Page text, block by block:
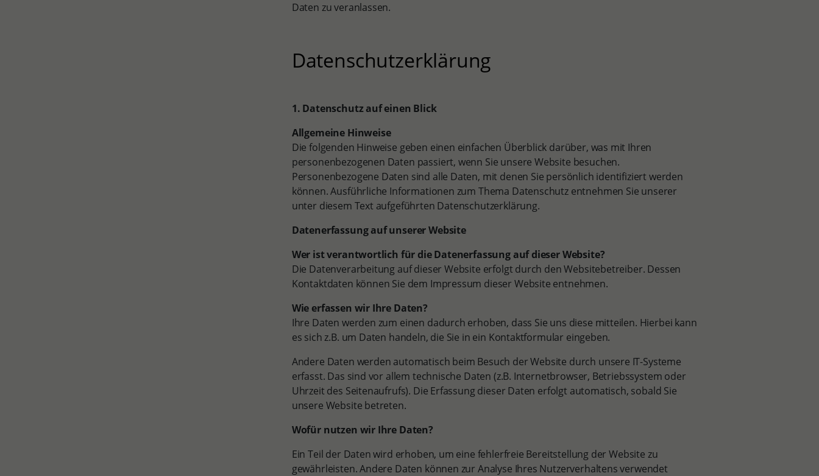
Daten zu veranlassen.
Datenschutzerklärung
1. Datenschutz auf einen Blick
Allgemeine Hinweise
Die folgenden Hinweise geben einen einfachen Überblick darüber, was mit Ihren
personenbezogenen Daten passiert, wenn Sie unsere Website besuchen.
Personenbezogene Daten sind alle Daten, mit denen Sie persönlich identifiziert werden
können. Ausführliche Informationen zum Thema Datenschutz entnehmen Sie unserer
unter diesem Text aufgeführten Datenschutzerklärung.
Datenerfassung auf unserer Website
Wer ist verantwortlich für die Datenerfassung auf dieser Website?
Die Datenverarbeitung auf dieser Website erfolgt durch den Websitebetreiber. Dessen
Kontaktdaten können Sie dem Impressum dieser Website entnehmen.
Wie erfassen wir Ihre Daten?
Ihre Daten werden zum einen dadurch erhoben, dass Sie uns diese mitteilen. Hierbei kann
es sich z.B. um Daten handeln, die Sie in ein Kontaktformular eingeben.
Andere Daten werden automatisch beim Besuch der Website durch unsere IT-Systeme
erfasst. Das sind vor allem technische Daten (z.B. Internetbrowser, Betriebssystem oder
Uhrzeit des Seitenaufrufs). Die Erfassung dieser Daten erfolgt automatisch, sobald Sie
unsere Website betreten.
Wofür nutzen wir Ihre Daten?
Ein Teil der Daten wird erhoben, um eine fehlerfreie Bereitstellung der Website zu
gewährleisten. Andere Daten können zur Analyse Ihres Nutzerverhaltens verwendet